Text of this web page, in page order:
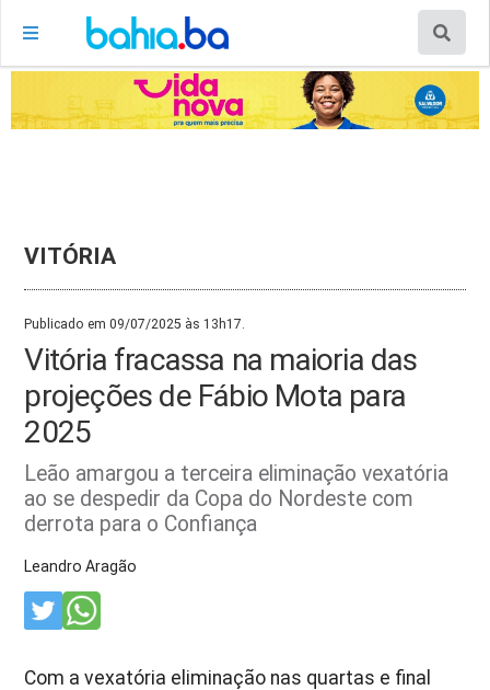
VITÓRIA
Publicado em 09/07/2025 às 13h17.
Vitória fracassa na maioria das
projeções de Fábio Mota para
2025
Leão amargou a terceira eliminação vexatória
ao se despedir da Copa do Nordeste com
derrota para o Confiança
Leandro Aragão
Com a vexatória eliminação nas quartas e final